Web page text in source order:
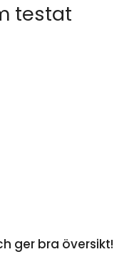
testat
ger bra översikt!